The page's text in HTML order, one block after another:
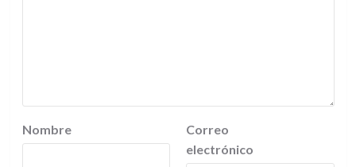
Nombre
Correo
electrónico